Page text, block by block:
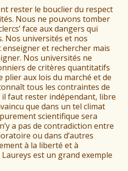
rester le bouclier du respect
Nous ne pouvons tomber
face aux dangers qui
Nos universités et nos
et rechercher mais
Nos universités ne
de critères quantitatifs
aux lois du marché et de
tous les contraintes de
il faut rester indépendant, libre
que dans un tel climat
scientifique sera
a pas de contradiction entre
ou dans d’autres
à la liberté et à
Laureys est un grand exemple